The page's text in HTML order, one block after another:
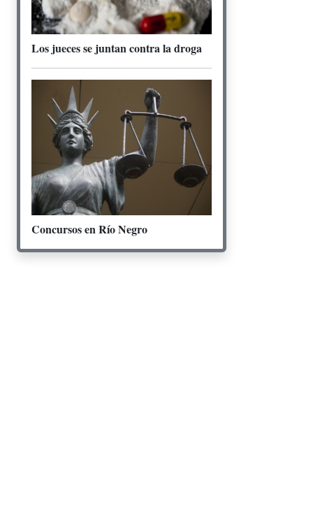
Los jueces se juntan contra la droga
Concursos en Río Negro